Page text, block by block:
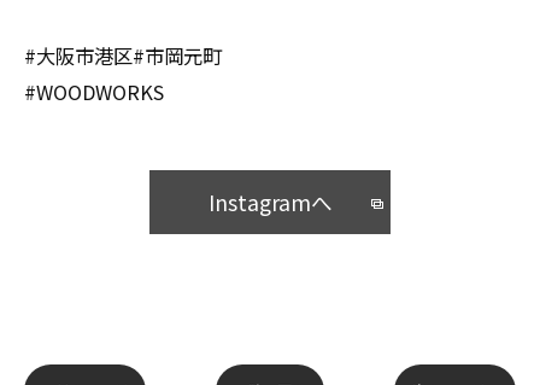
#大阪市港区#市岡元町
#WOODWORKS
Instagramへ